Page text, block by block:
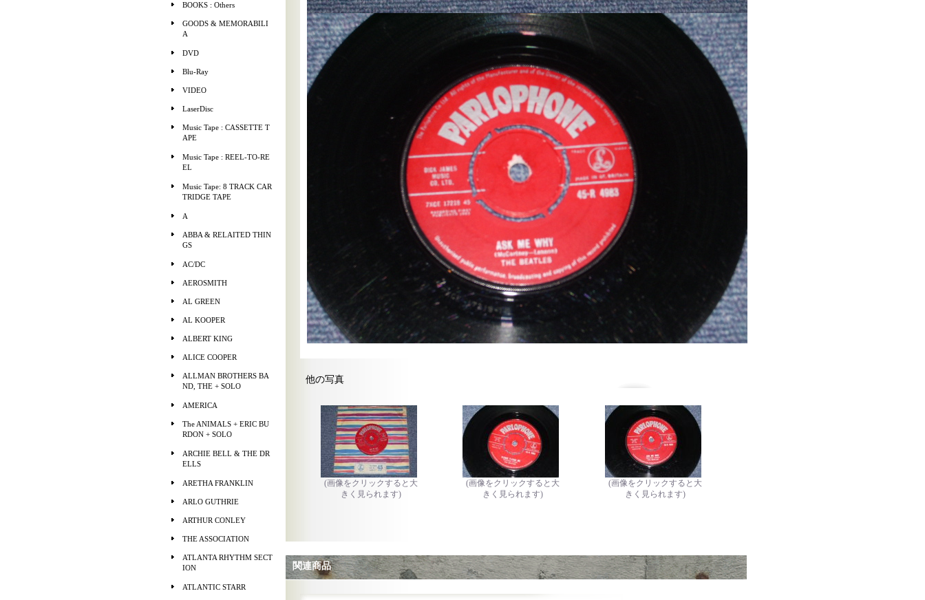
BOOKS : Others
GOODS & MEMORABILI
A
DVD
Blu-Ray
VIDEO
LaserDisc
Music Tape : CASSETTE T
APE
Music Tape : REEL-TO-RE
EL
Music Tape: 8 TRACK CAR
TRIDGE TAPE
A
ABBA & RELAITED THIN
GS
AC/DC
AEROSMITH
AL GREEN
AL KOOPER
ALBERT KING
ALICE COOPER
ALLMAN BROTHERS BA
ND, THE + SOLO
AMERICA
The ANIMALS + ERIC BU
RDON + SOLO
ARCHIE BELL & THE DR
ELLS
ARETHA FRANKLIN
ARLO GUTHRIE
ARTHUR CONLEY
THE ASSOCIATION
ATLANTA RHYTHM SECT
ION
ATLANTIC STARR
他の写真
(画像をクリックすると大
きく見られます)
(画像をクリックすると大
きく見られます)
(画像をクリックすると大
きく見られます)
関連商品